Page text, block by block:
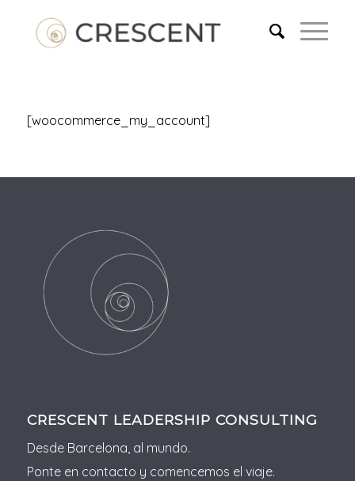
[woocommerce_my_account]
CRESCENT LEADERSHIP CONSULTING
Desde Barcelona, al mundo.
Ponte en contacto y comencemos el viaje.